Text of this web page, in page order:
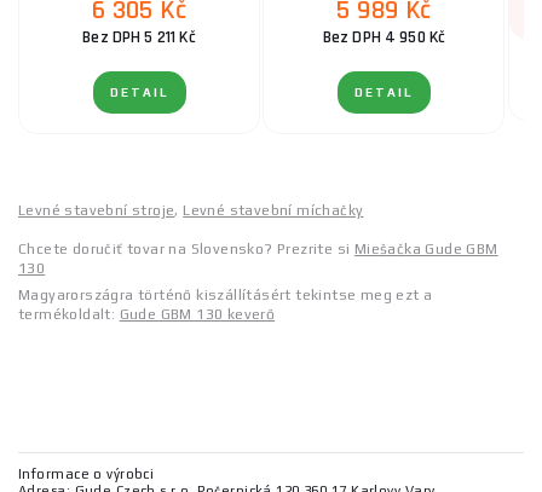
6 305 Kč
Bez DPH 5 211 Kč
DETAIL
5 989 Kč
Bez DPH 4 950 Kč
DETAIL
Levné stavební stroje, Levné stavební míchačky
Chcete doručiť tovar na Slovensko? Prezrite si Miešačka Gude GBM
130
Magyarországra történő kiszállításért tekintse meg ezt a
termékoldalt: Gude GBM 130 keverő
Informace o výrobci